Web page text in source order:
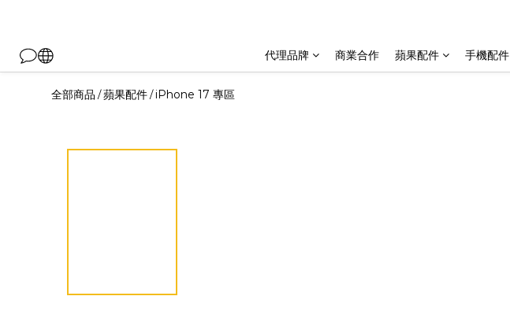
代理品牌 商業合作 蘋果配件 手機配件
全部商品 /蘋果配件/iPhone 17 專區